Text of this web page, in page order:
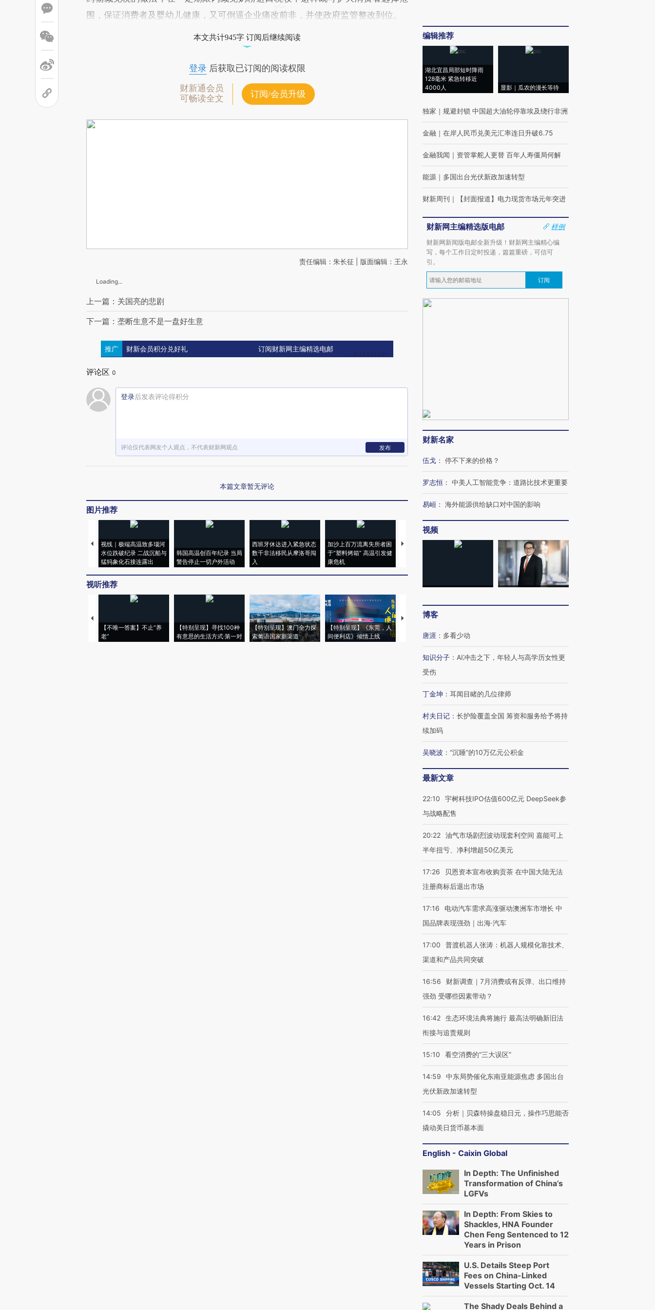
围，保证消费者及婴幼儿健康，又可倒逼企业痛改前非，并使政府监管整改到位。
本文共计945字 订阅后继续阅读
登录后获取已订阅的阅读权限
财新通会员
可畅读全文
订阅/会员升级
责任编辑：朱长征 | 版面编辑：王永
Loading...
上一篇：关国亮的悲剧
下一篇：垄断生意不是一盘好生意
推广 财新会员积分兑好礼 订阅财新网主编精选电邮
评论区 0
登录后发表评论得积分
评论仅代表网友个人观点，不代表财新网观点 发布
本篇文章暂无评论
图片推荐
视线｜极端高温致多瑙河
水位跌破纪录 二战沉船与
猛犸象化石接连露出
韩国高温创百年纪录 当局
警告停止一切户外活动
西班牙休达进入紧急状态
数千非法移民从摩洛哥闯
入
加沙上百万流离失所者困
于“塑料烤箱” 高温引发健
康危机
视线｜HYROX的吸金
马航飞行员跨国走私7万
粒摇头丸 尿检体内含3种
视线｜被称为“蟑螂”的印
度Z世代 用街头抗争将教
视听推荐
【不唯一答案】不止“养
老”
【特别呈现】寻找100种
有意思的生活方式·第一对
【特别呈现】澳门全力探
索葡语国家新渠道
【特别呈现】《东莞，人
间便利店》倾情上线
【推广】走进第四届链博
编辑推荐
湖北宜昌局部短时降雨
128毫米 紧急转移近
4000人
显影｜瓜农的漫长等待
独家 ｜ 规避封锁 中国超大油轮停靠埃及绕行非洲
金融 ｜ 在岸人民币兑美元汇率连日升破6.75
金融我闻 ｜ 资管掌舵人更替 百年人寿僵局何解
能源 ｜ 多国出台光伏新政加速转型
财新周刊 ｜ 【封面报道】电力现货市场元年突进
财新网主编精选版电邮
样例
财新网新闻版电邮全新升级！财新网主编精心编
写，每个工作日定时投递，篇篇重磅，可信可
引。
订阅
财新名家
伍戈 ： 停不下来的价格？
罗志恒 ： 中美人工智能竞争：道路比技术更重要
易峘 ： 海外能源供给缺口对中国的影响
视频
博客
唐涯 ： 多看少动
知识分子 ： AI冲击之下，年轻人与高学历女性更
受伤
丁金坤 ： 耳闻目睹的几位律师
村夫日记 ： 长护险覆盖全国 筹资和服务给予将持
续加码
吴晓波 ： “沉睡”的10万亿元公积金
最新文章
22:10
宇树科技IPO估值600亿元 DeepSeek参
与战略配售
20:22 油气市场剧烈波动现套利空间 嘉能可上
半年扭亏、净利增超50亿美元
17:26
贝恩资本宣布收购贡茶 在中国大陆无法
注册商标后退出市场
17:16
电动汽车需求高涨驱动澳洲车市增长 中
国品牌表现强劲｜出海·汽车
17:00
普渡机器人张涛：机器人规模化靠技术、
渠道和产品共同突破
16:56
财新调查｜7月消费或有反弹、出口维持
强劲 受哪些因素带动？
16:42 生态环境法典将施行 最高法明确新旧法
衔接与追责规则
15:10 看空消费的“三大误区”
14:59
中东局势催化东南亚能源焦虑 多国出台
光伏新政加速转型
14:05
分析｜贝森特操盘稳日元，操作巧思能否
撬动美日货币基本面
English - Caixin Global
In Depth: The Unfinished
Transformation of China’s
LGFVs
In Depth: From Skies to
Shackles, HNA Founder
Chen Feng Sentenced to 12
Years in Prison
U.S. Details Steep Port
Fees on China-Linked
Vessels Starting Oct. 14
The Shady Deals Behind a